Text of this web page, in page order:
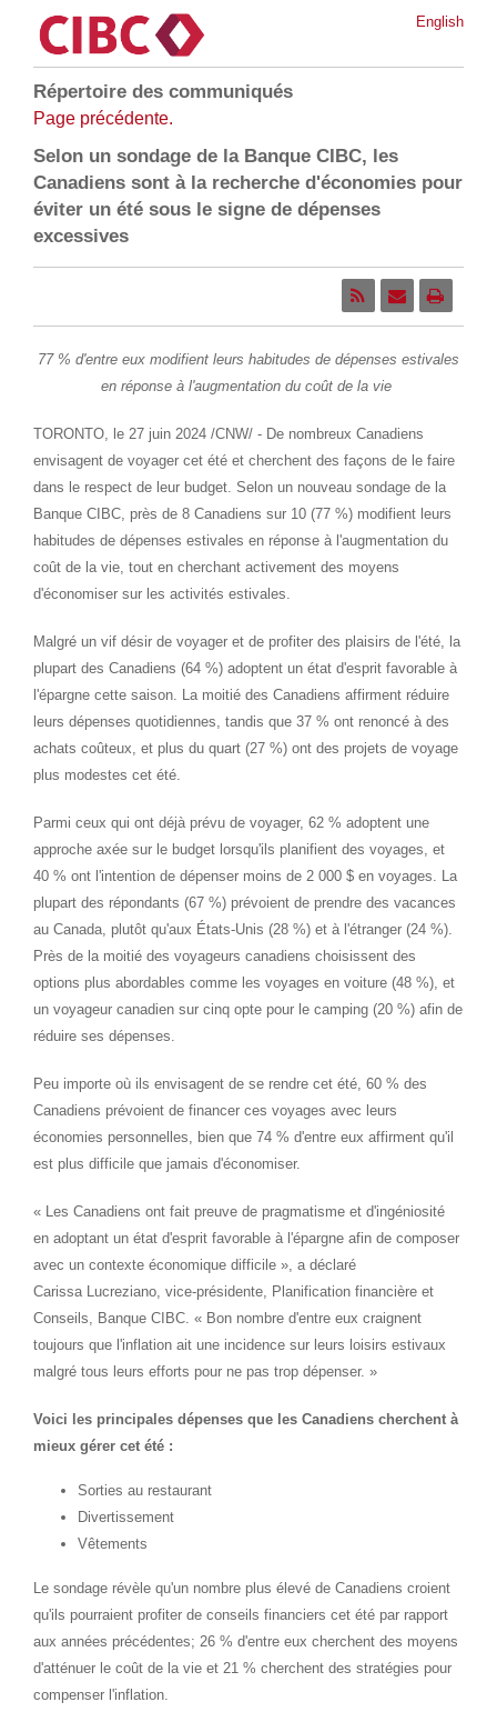
English
Répertoire des communiqués
Page précédente.
Selon un sondage de la Banque CIBC, les
Canadiens sont à la recherche d'économies pour
éviter un été sous le signe de dépenses
excessives
77 % d'entre eux modifient leurs habitudes de dépenses estivales
en réponse à l'augmentation du coût de la vie
TORONTO, le 27 juin 2024 /CNW/ - De nombreux Canadiens
envisagent de voyager cet été et cherchent des façons de le faire
dans le respect de leur budget. Selon un nouveau sondage de la
Banque CIBC, près de 8 Canadiens sur 10 (77 %) modifient leurs
habitudes de dépenses estivales en réponse à l'augmentation du
coût de la vie, tout en cherchant activement des moyens
d'économiser sur les activités estivales.
Malgré un vif désir de voyager et de profiter des plaisirs de l'été, la
plupart des Canadiens (64 %) adoptent un état d'esprit favorable à
l'épargne cette saison. La moitié des Canadiens affirment réduire
leurs dépenses quotidiennes, tandis que 37 % ont renoncé à des
achats coûteux, et plus du quart (27 %) ont des projets de voyage
plus modestes cet été.
Parmi ceux qui ont déjà prévu de voyager, 62 % adoptent une
approche axée sur le budget lorsqu'ils planifient des voyages, et
40 % ont l'intention de dépenser moins de 2 000 $ en voyages. La
plupart des répondants (67 %) prévoient de prendre des vacances
auCanada, plutôt qu'aux États-Unis (28 %) et à l'étranger (24 %).
Près de la moitié des voyageurs canadiens choisissent des
options plus abordables comme les voyages en voiture (48 %), et
un voyageur canadien sur cinq opte pour le camping (20 %) afin de
réduire ses dépenses.
Peu importe où ils envisagent de se rendre cet été, 60 % des
Canadiens prévoient de financer ces voyages avec leurs
économies personnelles, bien que 74 % d'entre eux affirment qu'il
est plus difficile que jamais d'économiser.
« Les Canadiens ont fait preuve de pragmatisme et d'ingéniosité
en adoptant un état d'esprit favorable à l'épargne afin de composer
avec un contexte économique difficile », a déclaré
Carissa Lucreziano, vice-présidente, Planification financière et
Conseils, Banque CIBC. « Bon nombre d'entre eux craignent
toujours que l'inflation ait une incidence sur leurs loisirs estivaux
malgré tous leurs efforts pour ne pas trop dépenser. »
Voici les principales dépenses que les Canadiens cherchent à
mieux gérer cet été :
Sorties au restaurant
Divertissement
Vêtements
Le sondage révèle qu'un nombre plus élevé de Canadiens croient
qu'ils pourraient profiter de conseils financiers cet été par rapport
aux années précédentes; 26 % d'entre eux cherchent des moyens
d'atténuer le coût de la vie et 21 % cherchent des stratégies pour
compenser l'inflation.